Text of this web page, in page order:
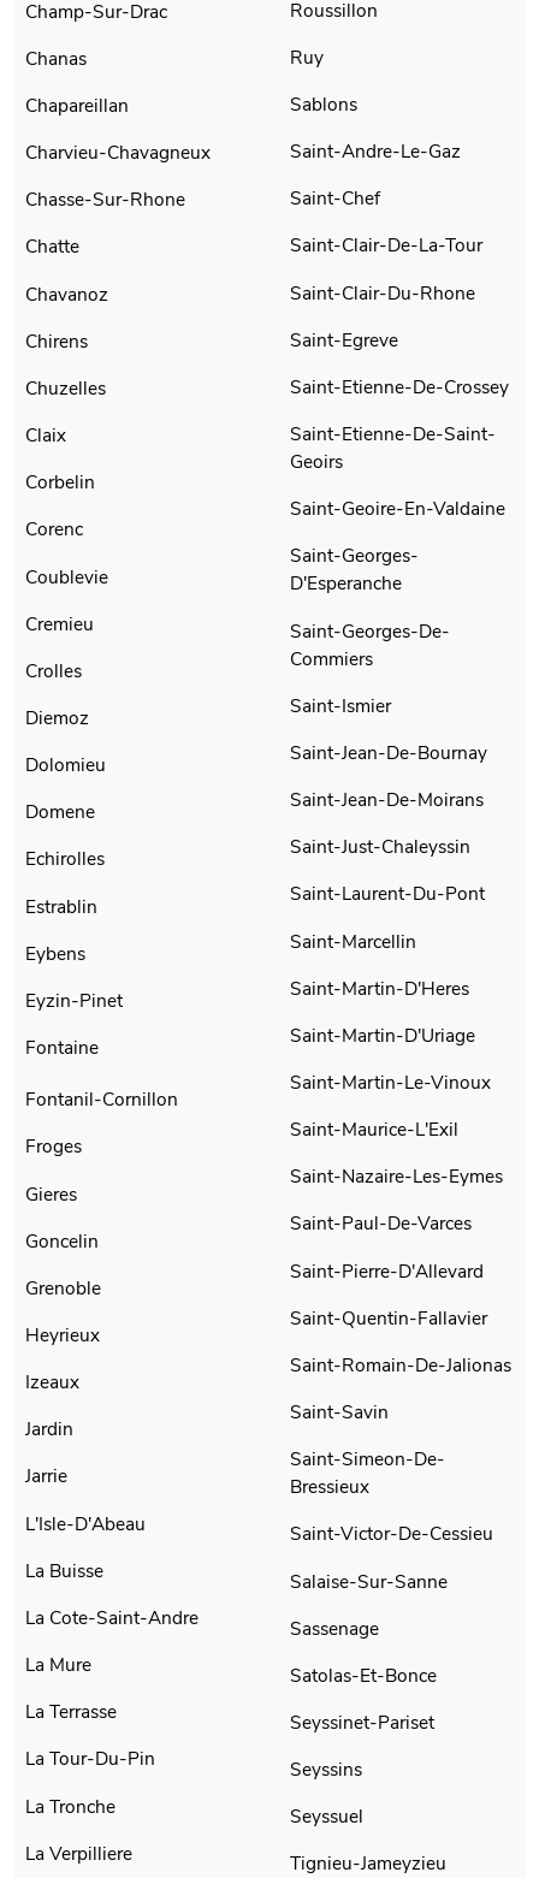
Champ-Sur-Drac
Chanas
Chapareillan
Charvieu-Chavagneux
Chasse-Sur-Rhone
Chatte
Chavanoz
Chirens
Chuzelles
Claix
Corbelin
Corenc
Coublevie
Cremieu
Crolles
Diemoz
Dolomieu
Domene
Echirolles
Estrablin
Eybens
Eyzin-Pinet
Fontaine
Fontanil-Cornillon
Froges
Gieres
Goncelin
Grenoble
Heyrieux
Izeaux
Jardin
Jarrie
L'Isle-D'Abeau
La Buisse
La Cote-Saint-Andre
La Mure
La Terrasse
La Tour-Du-Pin
La Tronche
La Verpilliere
Roussillon
Ruy
Sablons
Saint-Andre-Le-Gaz
Saint-Chef
Saint-Clair-De-La-Tour
Saint-Clair-Du-Rhone
Saint-Egreve
Saint-Etienne-De-Crossey
Saint-Etienne-De-Saint-
Geoirs
Saint-Geoire-En-Valdaine
Saint-Georges-
D'Esperanche
Saint-Georges-De-
Commiers
Saint-Ismier
Saint-Jean-De-Bournay
Saint-Jean-De-Moirans
Saint-Just-Chaleyssin
Saint-Laurent-Du-Pont
Saint-Marcellin
Saint-Martin-D'Heres
Saint-Martin-D'Uriage
Saint-Martin-Le-Vinoux
Saint-Maurice-L'Exil
Saint-Nazaire-Les-Eymes
Saint-Paul-De-Varces
Saint-Pierre-D'Allevard
Saint-Quentin-Fallavier
Saint-Romain-De-Jalionas
Saint-Savin
Saint-Simeon-De-
Bressieux
Saint-Victor-De-Cessieu
Salaise-Sur-Sanne
Sassenage
Satolas-Et-Bonce
Seyssinet-Pariset
Seyssins
Seyssuel
Tignieu-Jameyzieu